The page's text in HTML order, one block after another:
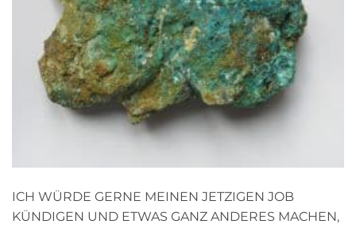
ICH WÜRDE GERNE MEINEN JETZIGEN JOB
KÜNDIGEN UND ETWAS GANZ ANDERES MACHEN,